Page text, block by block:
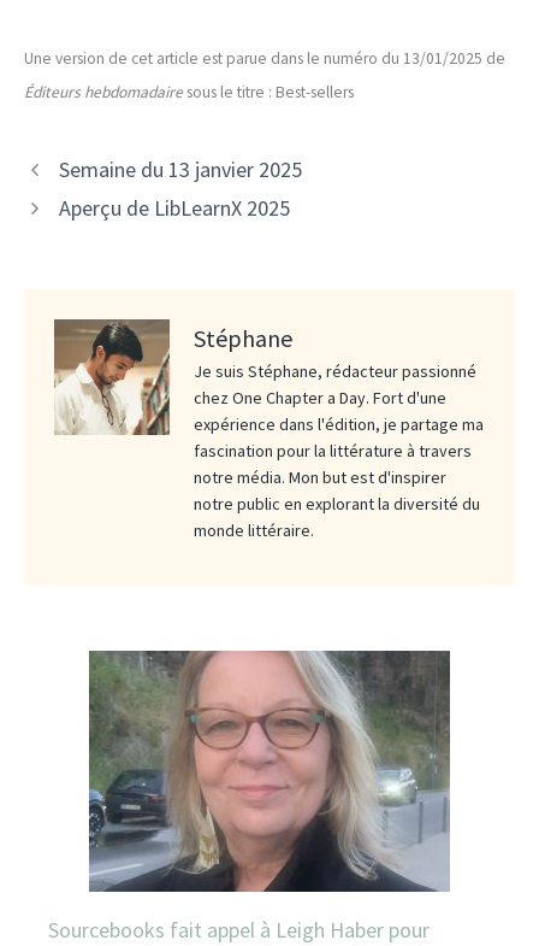
Une version de cet article est parue dans le numéro du 13/01/2025 de
Éditeurs hebdomadairesous le titre : Best-sellers
Semaine du 13 janvier 2025
Aperçu de LibLearnX 2025
Stéphane
Je suis Stéphane, rédacteur passionné
chez One Chapter a Day. Fort d'une
expérience dans l'édition, je partage ma
fascination pour la littérature à travers
notre média. Mon but est d'inspirer
notre public en explorant la diversité du
monde littéraire.
Sourcebooks fait appel à Leigh Haber pour